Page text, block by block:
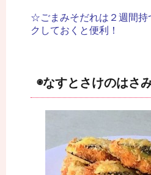
☆ごまみそだれは２週間持
クしておくと便利！
◉なすとさけのはさ